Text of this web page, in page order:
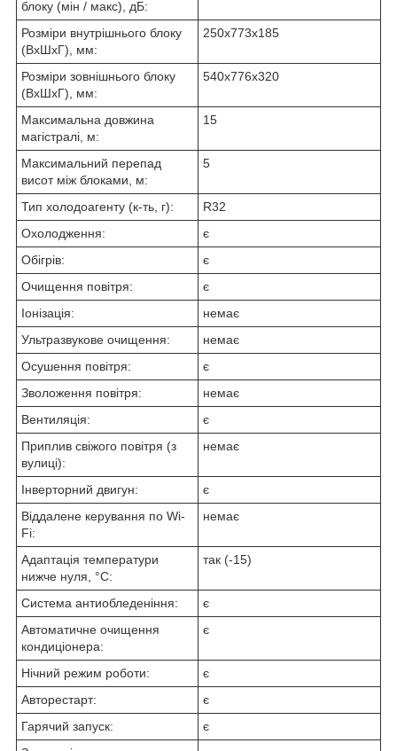
блоку (мін / макс), дБ:
Розміри внутрішнього блоку
(ВхШхГ), мм:
250x773x185
Розміри зовнішнього блоку
(ВхШхГ), мм:
540x776x320
Максимальна довжина
магістралі, м:
15
Максимальний перепад
висот між блоками, м:
5
Тип холодоагенту (к-ть, г):
R32
Охолодження:
є
Обігрів:
є
Очищення повітря:
є
Іонізація:
немає
Ультразвукове очищення:
немає
Осушення повітря:
є
Зволоження повітря:
немає
Вентиляція:
є
Приплив свіжого повітря (з
вулиці):
немає
Інверторний двигун:
є
Віддалене керування по Wi-
Fi:
немає
Адаптація температури
нижче нуля, °C:
так (-15)
Система антиобледеніння:
є
Автоматичне очищення
кондиціонера:
є
Нічний режим роботи:
є
Авторестарт:
є
Гарячий запуск:
є